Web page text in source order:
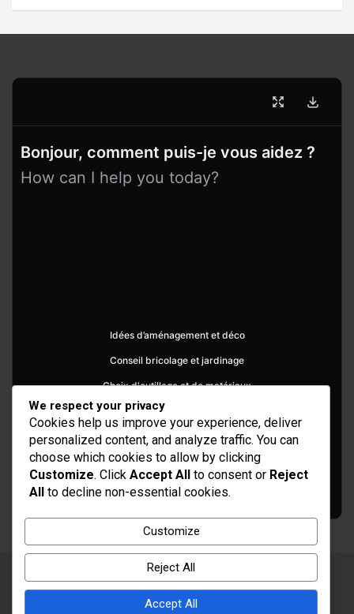
Bonjour, comment puis-je vous aidez ?
How can I help you today?
Idées d’aménagement et déco
Conseil bricolage et jardinage
Choix d'outillage et de matériaux
Copyright © 2026Rénovation et Décoration
Thème par :Theme Horse
We respect your privacy
Cookies help us improve your experience, deliver
personalized content, and analyze traffic. You can
choose which cookies to allow by clicking
Customize. Click Accept All to consent or Reject
All to decline non-essential cookies.
Customize
Reject All
Accept All